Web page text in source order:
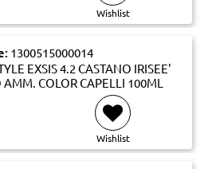
Wishlist
1300515000014
EXSIS 4.2 CASTANO IRISEE'
AMM. COLOR CAPELLI 100ML
Wishlist